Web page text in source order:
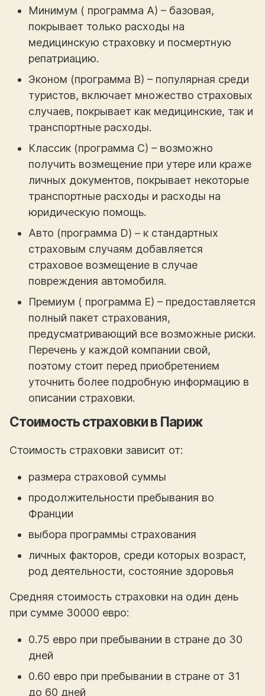
Минимум ( программа А) – базовая,
покрывает только расходы на
медицинскую страховку и посмертную
репатриацию.
Эконом (программа В) – популярная среди
туристов, включает множество страховых
случаев, покрывает как медицинские, так и
транспортные расходы.
Классик (программа С) – возможно
получить возмещение при утере или краже
личных документов, покрывает некоторые
транспортные расходы и расходы на
юридическую помощь.
Авто (программа D) – к стандартных
страховым случаям добавляется
страховое возмещение в случае
повреждения автомобиля.
Премиум ( программа Е) – предоставляется
полный пакет страхования,
предусматривающий все возможные риски.
Перечень у каждой компании свой,
поэтому стоит перед приобретением
уточнить более подробную информацию в
описании страховки.
Стоимость страховки в Париж
Стоимость страховки зависит от:
размера страховой суммы
продолжительности пребывания во
Франции
выбора программы страхования
личных факторов, среди которых возраст,
род деятельности, состояние здоровья
Средняя стоимость страховки на один день
при сумме 30000 евро:
0.75 евро при пребывании в стране до 30
дней
0.60 евро при пребывании в стране от 31
до 60 дней